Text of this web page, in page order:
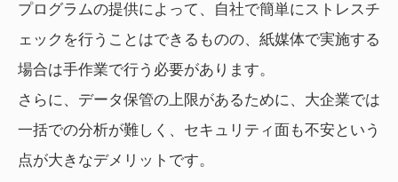
プログラムの提供によって、自社で簡単にストレスチ
ェックを行うことはできるものの、紙媒体で実施する
場合は手作業で行う必要があります。
さらに、データ保管の上限があるために、大企業では
一括での分析が難しく、セキュリティ面も不安という
点が大きなデメリットです。